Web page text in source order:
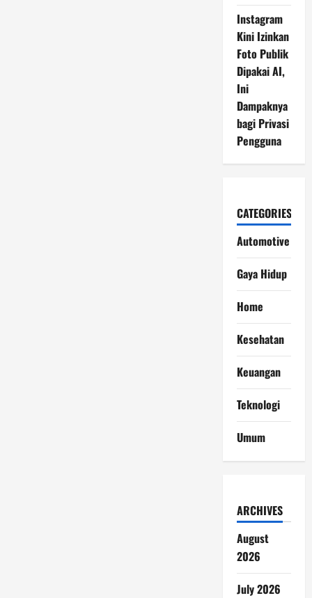
Instagram
Kini Izinkan
Foto Publik
Dipakai AI,
Ini
Dampaknya
bagi Privasi
Pengguna
CATEGORIES
Automotive
Gaya Hidup
Home
Kesehatan
Keuangan
Teknologi
Umum
ARCHIVES
August
2026
July 2026